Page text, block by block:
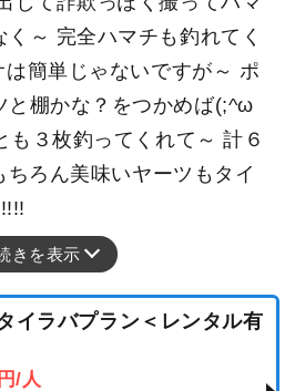
～ 完全ハマチも釣れてく
簡単じゃないですが～ ポ
と棚かな？をつかめば(;^ω
も３枚釣ってくれて～ 計６
ろん美味いヤーツもタイ
きを表示
イラバプラン＜レンタル有
円/人